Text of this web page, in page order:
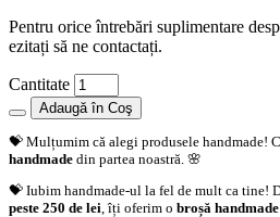
Pentru orice întrebări suplimentare
ezitați să ne contactați.
Cantitate
Adaugă în Coş
💝 Mulțumim că alegi produsele handmade!
handmade din partea noastră. 🌸
💝 Iubim handmade-ul la fel de mult ca tine!
peste 250 de lei , îți oferim o broșă handmade